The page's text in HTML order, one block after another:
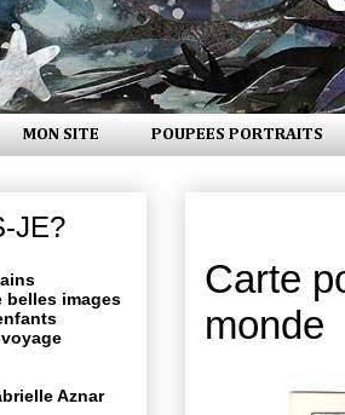
MON SITE POUPEES PORTRAITS
Carte
monde
JE?
belles images
Aznar